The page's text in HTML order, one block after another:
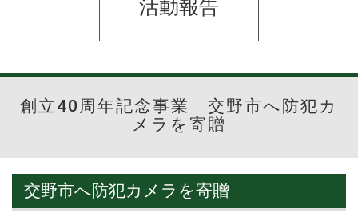
活動報告
創立40周年記念事業 交野市へ防犯カ
メラを寄贈
交野市へ防犯カメラを寄贈